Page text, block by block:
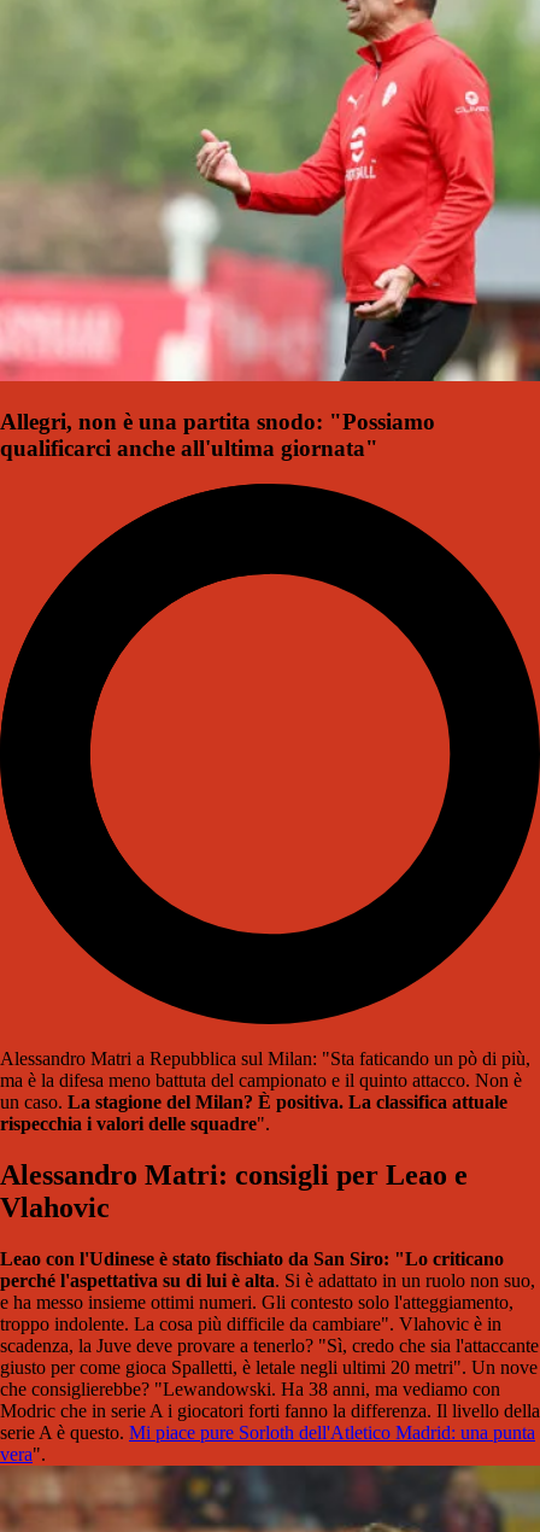
Allegri, non è una partita snodo: "Possiamo
qualificarci anche all'ultima giornata"
Alessandro Matri a Repubblica sul Milan: "Sta faticando un pò di più,
ma è la difesa meno battuta del campionato e il quinto attacco. Non è
un caso. La stagione del Milan? È positiva. La classifica attuale
rispecchia i valori delle squadre".
Alessandro Matri: consigli per Leao e
Vlahovic
Leao con l'Udinese è stato fischiato da San Siro: "Lo criticano
perché l'aspettativa su di lui è alta. Si è adattato in un ruolo non suo,
e ha messo insieme ottimi numeri. Gli contesto solo l'atteggiamento,
troppo indolente. La cosa più difficile da cambiare". Vlahovic è in
scadenza, la Juve deve provare a tenerlo? "Sì, credo che sia l'attaccante
giusto per come gioca Spalletti, è letale negli ultimi 20 metri". Un nove
che consiglierebbe? "Lewandowski. Ha 38 anni, ma vediamo con
Modric che in serie A i giocatori forti fanno la differenza. Il livello della
serie A è questo. Mi piace pure Sorloth dell'Atletico Madrid: una punta
vera".